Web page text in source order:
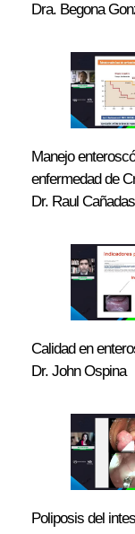
Dra. Begona
Manejo
enfermedad de
Dr. Raul Cañadas
Calidad en
Dr. John Ospina
Poliposis del